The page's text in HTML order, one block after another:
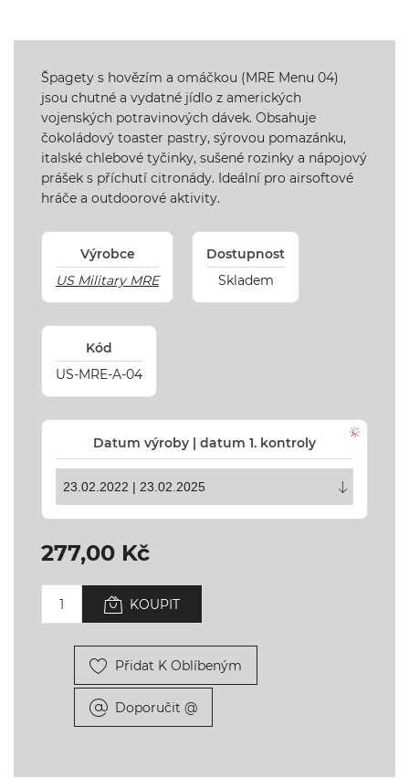
Špagety s hovězím a omáčkou (MRE Menu 04)
jsou chutné a vydatné jídlo z amerických
vojenských potravinových dávek. Obsahuje
čokoládový toaster pastry, sýrovou pomazánku,
italské chlebové tyčinky, sušené rozinky a nápojový
prášek s příchutí citronády. Ideální pro airsoftové
hráče a outdoorové aktivity.
Výrobce
US Military MRE
Dostupnost
Skladem
Kód
US-MRE-A-04
Datum výroby | datum 1. kontroly
277,00 Kč
KOUPIT
Přidat K Oblíbeným
Doporučit @